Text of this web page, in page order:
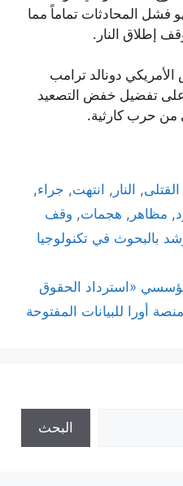
فشل المحادثات تماماً مما
إطلاق النار.
الأمريكي دونالد ترامب
على تفضيل خفض التصعيد
حرب كارثية.
القتلى, النار , انتهت, جراء,
, مظاهر , هجمات, وقف
بالبحوث في تكنولوجيا
«استرداد الحقوق
أورا للبيانات المفتوحة
البحث